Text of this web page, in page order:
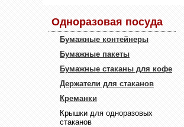
Одноразовая посуда
Бумажные контейнеры
Бумажные пакеты
Бумажные стаканы для кофе
Держатели для стаканов
Креманки
Крышки для одноразовых
стаканов